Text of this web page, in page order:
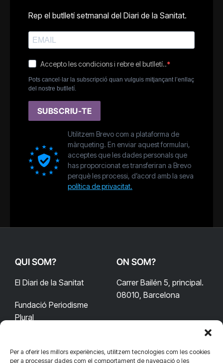
Per a oferir les millors experiències, utilitzem tecnologies com les cookies
per a processar dades com el comportament de navegació o les
Rep el butlletí setmanal del Diari de la Sanitat.
Accepto les condicions i rebre el butlletí..
Pots cancel·lar la subscripció quan vulguis mitjançant l’enllaç
del nostre butlletí.
SUBSCRIU-TE
Utilitzem Brevo com a plataforma de
màrqueting. En enviar aquest formulari,
acceptes que les dades personals que
has proporcionat es transferiran a Brevo
perquè les processi, d’acord amb la seva
política de privacitat.
QUI SOM?
El Diari de la Sanitat
Fundació Periodisme
Plural
ON SOM?
Carrer Bailén 5, principal.
08010, Barcelona
CONTACTA'NS CONNECTA